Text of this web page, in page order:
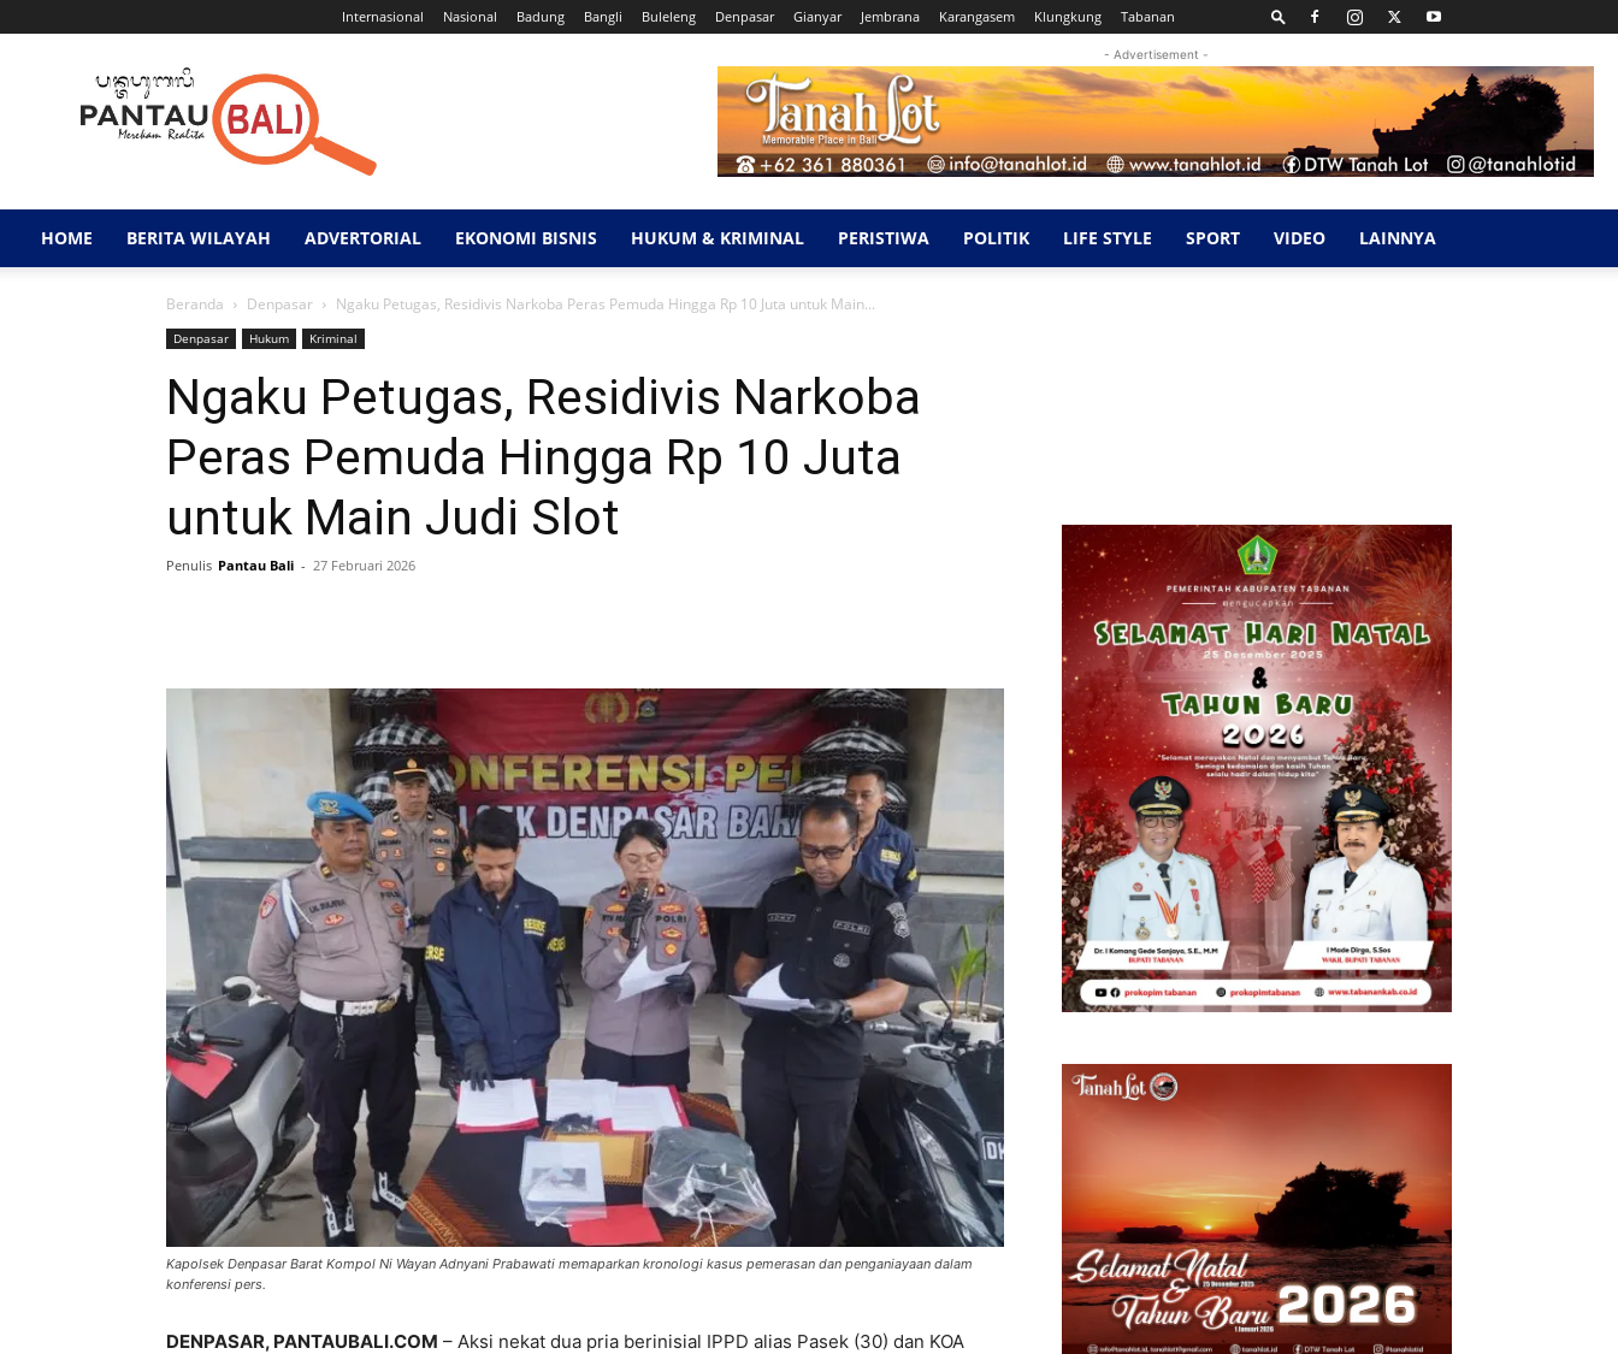
Internasional Nasional Badung Bangli Buleleng Denpasar Gianyar Jembrana Karangasem Klungkung Tabanan
Pantau
Bali
- Advertisement -
HOME BERITA WILAYAH ADVERTORIAL EKONOMI BISNIS HUKUM & KRIMINAL PERISTIWA POLITIK LIFE STYLE SPORT VIDEO LAINNYA
Beranda Denpasar Ngaku Petugas, Residivis Narkoba Peras Pemuda Hingga Rp 10 Juta untuk Main...
Denpasar Hukum Kriminal
Ngaku Petugas, Residivis Narkoba
Peras Pemuda Hingga Rp 10 Juta
untuk Main Judi Slot
Penulis Pantau Bali - 27 Februari 2026
Kapolsek Denpasar Barat Kompol Ni Wayan Adnyani Prabawati memaparkan kronologi kasus pemerasan dan penganiayaan dalam
konferensi pers.
DENPASAR, PANTAUBALI.COM – Aksi nekat dua pria berinisial IPPD alias Pasek (30) dan KOA